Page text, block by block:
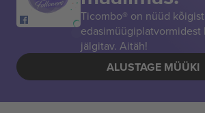
Ticombo® on nüüd kõigist
edasimüügiplatvormidest
jälgitav. Aitäh!
ALUSTAGE MÜÜKI